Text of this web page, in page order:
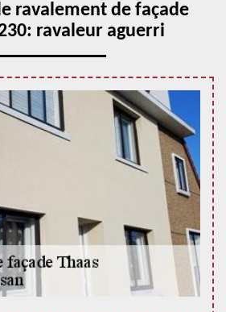
ravalement de façade
ravaleur aguerri